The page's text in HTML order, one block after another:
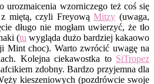
urozmaicenia wzorniczego też coś się
z miętą, czyli FreyowąMitzy (uwaga,
długo nie mogłam uwierzyć, że tło
(tu wygląda dużo bardziej kakaowo
Mint choc). Warto zwrócić uwagę na
Kolejna ciekawostka to StTropez
zdobny. Bardzo przyjemna dla
kieszeniowych (pozdrówcie swoje